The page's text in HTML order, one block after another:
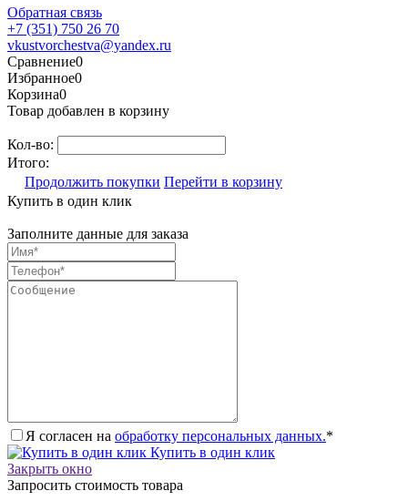
Обратная связь
+7 (351) 750 26 70
vkustvorchestva@yandex.ru
Сравнение0
Избранное0
Корзина0
Товар добавлен в корзину
Кол-во:
Итого:
Продолжить покупки Перейти в корзину
Купить в один клик
Заполните данные для заказа
Я согласен на обработку персональных данных.*
Купить в один клик
Закрыть окно
Запросить стоимость товара